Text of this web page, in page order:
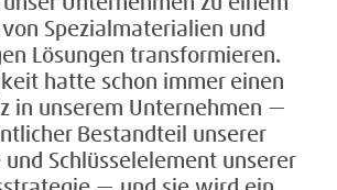
Spezialmaterialien und
Lösungen transformieren.
hatte schon immer einen
in unserem Unternehmen —
Bestandteil unserer
Schlüsselelement unserer